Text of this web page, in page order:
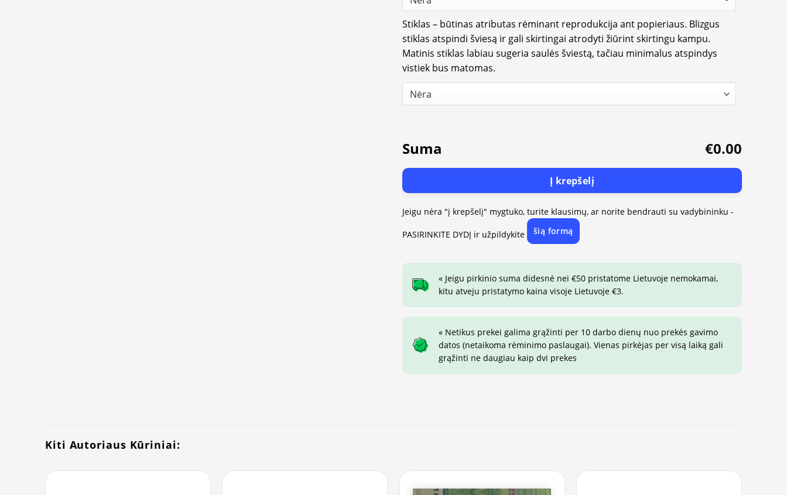
Stiklas – būtinas atributas rėminant reprodukcija ant popieriaus. Blizgus
stiklas atspindi šviesą ir gali skirtingai atrodyti žiūrint skirtingu kampu.
Matinis stiklas labiau sugeria saulės šviestą, tačiau minimalus atspindys
vistiek bus matomas.
Suma €0.00
Į krepšelį
Jeigu nėra "į krepšelį" mygtuko, turite klausimų, ar norite bendrauti su vadybininku -
PASIRINKITE DYDĮ ir užpildykite šią formą
« Jeigu pirkinio suma didesnė nei €50 pristatome Lietuvoje nemokamai,
kitu atveju pristatymo kaina visoje Lietuvoje €3.
« Netikus prekei galima grąžinti per 10 darbo dienų nuo prekės gavimo
datos (netaikoma rėminimo paslaugai). Vienas pirkėjas per visą laiką gali
grąžinti ne daugiau kaip dvi prekes
Kiti Autoriaus Kūriniai: